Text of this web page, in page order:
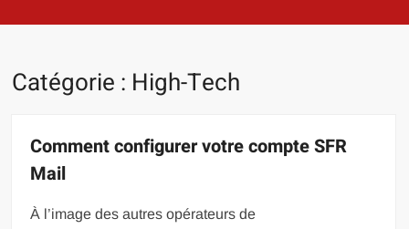
Catégorie : High-Tech
Comment configurer votre compte SFR
Mail
À l’image des autres opérateurs de